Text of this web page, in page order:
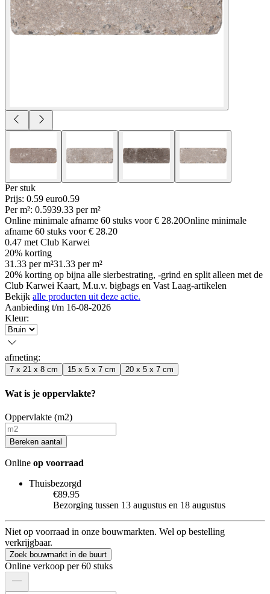
Per stuk
Prijs: 0.59 euro0.59
Per m²: 0.5939.33 per m²
Online minimale afname 60 stuks voor€ 28.20Online minimale
afname 60 stuks voor€ 28.20
0.47 met Club Karwei
20% korting
31.33 per m²31.33 per m²
20% korting op bijna alle sierbestrating, -grind en split alleen met de
Club Karwei Kaart, M.u.v. bigbags en Vast Laag-artikelen
Bekijk alle producten uit deze actie.
Aanbieding t/m 16-08-2026
Kleur:
afmeting:
7 x 21 x 8 cm 15 x 5 x 7 cm 20 x 5 x 7 cm
Wat is je oppervlakte?
Oppervlakte (m2)
Bereken aantal
Online op voorraad
Thuisbezorgd
€89.95
Bezorging tussen 13 augustus en 18 augustus
Niet op voorraad in onze bouwmarkten. Wel op bestelling
verkrijgbaar.
Zoek bouwmarkt in de buurt
Online verkoop per 60 stuks